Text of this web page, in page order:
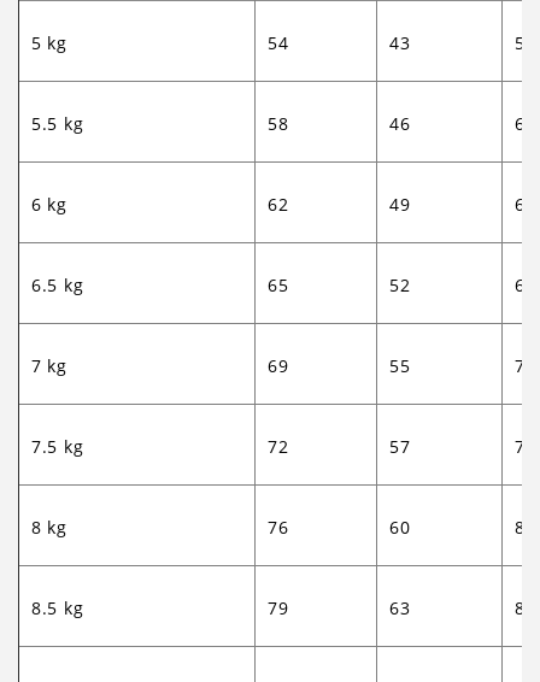
5 kg 54 43 57
5.5 kg 58 46 61
6 kg 62 49 65
6.5 kg 65 52 69
7 kg 69 55 73
7.5 kg 72 57 77
8 kg 76 60 80
8.5 kg 79 63 84